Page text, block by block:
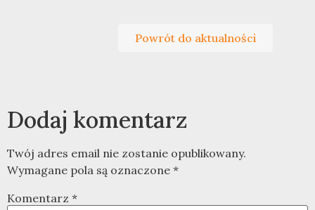
Powrót do aktualności
Dodaj komentarz
Twój adres email nie zostanie opublikowany.
Wymagane pola są oznaczone *
Komentarz *